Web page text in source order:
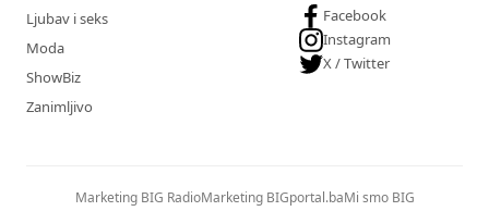
Ljubav i seks
Moda
ShowBiz
Zanimljivo
Facebook
Instagram
X / Twitter
Marketing BIG RadioMarketing BIGportal.baMi smo BIG